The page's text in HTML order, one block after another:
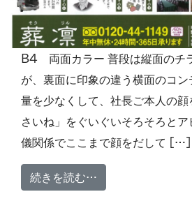
B4 両面カラー 普段は縦面のチ
が、裏面に印象の違う横面のコン
量を少なくして、社長ご本人の
さいね」をぐいぐいそろそろと
儀関係でここまで顔をだして […]
続きを読む…